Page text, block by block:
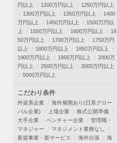
円以上
1200万円以上
1250万円以上
1300万円以上
1350万円以上
1400
万円以上
1450万円以上
1500万円以
上
1550万円以上 1600万円以上
16
50万円以上
1700万円以上
1750万円
以上
1800万円以上
1850万円以上
1900万円以上
1950万円以上
2000万
円以上
2500万円以上
3000万円以上
5000万円以上
こだわり条件
外資系企業
海外展開あり(日系グロー
バル企業)
上場企業
株式公開準備
大手企業
ベンチャー企業
管理職・
マネジャー
マネジメント業務なし
新規事業・新サービス
海外出張
海